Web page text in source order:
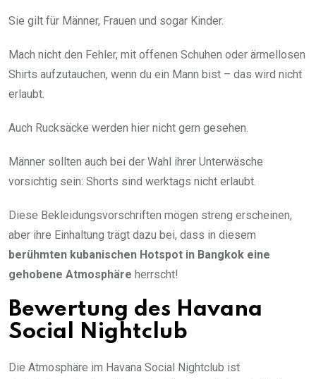
Sie gilt für Männer, Frauen und sogar Kinder.
Mach nicht den Fehler, mit offenen Schuhen oder ärmellosen
Shirts aufzutauchen, wenn du ein Mann bist – das wird nicht
erlaubt.
Auch Rucksäcke werden hier nicht gern gesehen.
Männer sollten auch bei der Wahl ihrer Unterwäsche
vorsichtig sein: Shorts sind werktags nicht erlaubt.
Diese Bekleidungsvorschriften mögen streng erscheinen,
aber ihre Einhaltung trägt dazu bei, dass in diesem
berühmten kubanischen Hotspot in Bangkok eine
gehobene Atmosphäre herrscht!
Bewertung des Havana
Social Nightclub
Die Atmosphäre im Havana Social Nightclub ist